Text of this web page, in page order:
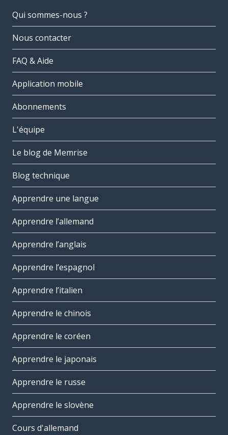
Qui sommes-nous ?
Nous contacter
FAQ & Aide
Application mobile
Abonnements
L'équipe
Le blog de Memrise
Blog technique
Apprendre une langue
Apprendre l’allemand
Apprendre l’anglais
Apprendre l’espagnol
Apprendre l’italien
Apprendre le chinois
Apprendre le coréen
Apprendre le japonais
Apprendre le russe
Apprendre le slovène
Cours d'allemand